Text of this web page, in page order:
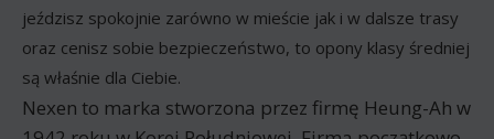
jeździsz spokojnie zarówno w mieście jak i w dalsze trasy
oraz cenisz sobie bezpieczeństwo, to opony klasy średniej
są właśnie dla Ciebie.
Nexen to marka stworzona przez firmę Heung-Ah w